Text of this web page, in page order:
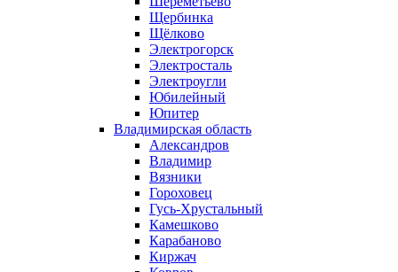
Щербинка
Щёлково
Электрогорск
Электросталь
Электроугли
Юбилейный
Юпитер
Владимирская область
Александров
Владимир
Вязники
Гороховец
Гусь-Хрустальный
Камешково
Карабаново
Киржач